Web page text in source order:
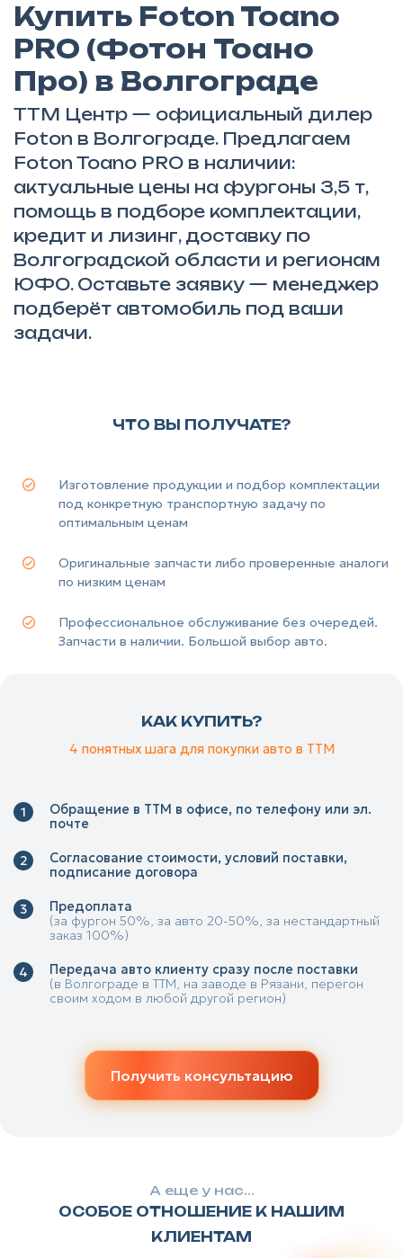
Купить Foton Toano
PRO (Фотон Тоано
Про) в Волгограде
ТТМ Центр — официальный дилер
Foton в Волгограде. Предлагаем
Foton Toano PRO в наличии:
актуальные цены на фургоны 3,5 т,
помощь в подборе комплектации,
кредит и лизинг, доставку по
Волгоградской области и регионам
ЮФО. Оставьте заявку — менеджер
подберёт автомобиль под ваши
задачи.
ЧТО ВЫ ПОЛУЧАТЕ?
Изготовление продукции и подбор комплектации
под конкретную транспортную задачу по
оптимальным ценам
Оригинальные запчасти либо проверенные аналоги
по низким ценам
Профессиональное обслуживание без очередей.
Запчасти в наличии. Большой выбор авто.
КАК КУПИТЬ?
4 понятных шага для покупки авто в ТТМ
Обращение в ТТМ в офисе, по телефону или эл.
почте
Согласование стоимости, условий поставки,
подписание договора
Предоплата
(за фургон 50%, за авто 20-50%, за нестандартный
заказ 100%)
Передача авто клиенту сразу после поставки
(в Волгограде в ТТМ, на заводе в Рязани, перегон
своим ходом в любой другой регион)
Получить консультацию
А еще у нас...
ОСОБОЕ ОТНОШЕНИЕ К НАШИМ
КЛИЕНТАМ